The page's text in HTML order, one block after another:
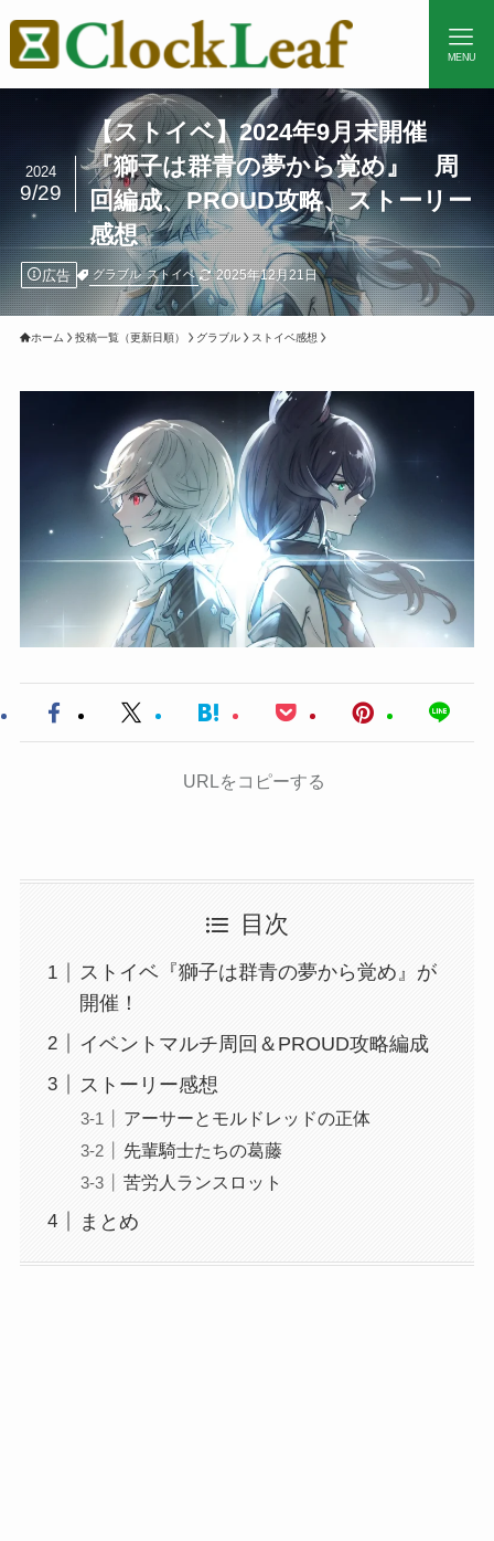
MENU
【ストイベ】2024年9月末開催
『獅子は群青の夢から覚め』 周
回編成、PROUD攻略、ストーリー
感想
2024
9/29
広告 グラブル ストイベ 2025年12月21日
ホーム 投稿一覧（更新日順） グラブル ストイベ感想
URLをコピーする
目次
ストイベ『獅子は群青の夢から覚め』が
開催！
イベントマルチ周回＆PROUD攻略編成
ストーリー感想
アーサーとモルドレッドの正体
先輩騎士たちの葛藤
苦労人ランスロット
まとめ